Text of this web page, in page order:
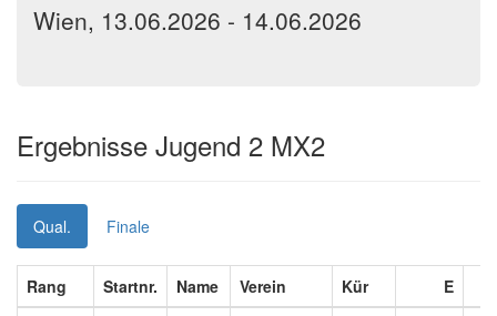
Wien, 13.06.2026 - 14.06.2026
Ergebnisse Jugend 2 MX2
Qual. Finale
Rang Startnr. Name Verein Kür E